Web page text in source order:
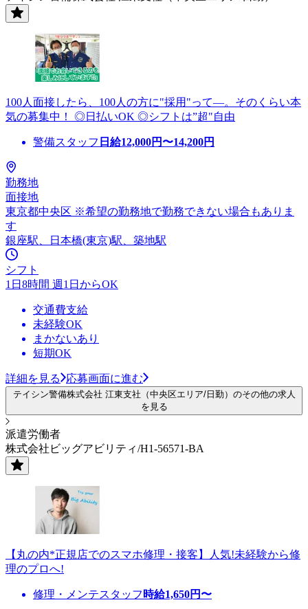
100人面接したら、100人の方に"採用"って―。そのくらい本
気の募集中！ ◎日払いOK ◎シフトは”超"自由
警備スタッフ 日給12,000円〜14,200円
勤務地
面接地
東京都中央区 ※希望の勤務地で勤務できない場合もありま
す
銀座駅、日本橋(東京)駅、築地駅
シフト
1日8時間 週1日からOK
交通費支給
未経験OK
まかないあり
短期OK
詳細を見る 応募画面に進む
テイシン警備株式会社 江東支社（中央区エリア/日勤）のその他の求人
を見る
派遣労働者
株式会社ビッグアビリティ/H1-56571-BA
【丸の内*正規店でのスマホ修理・接客】人気!未経験から修
理のプロへ!
修理・メンテスタッフ 時給1,650円〜